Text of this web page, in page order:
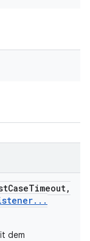
CaseTimeout,
. . .
dem